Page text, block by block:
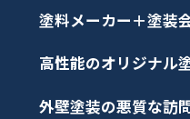
塗料メーカー＋塗装
高性能のオリジナル
外壁塗装の悪質な訪